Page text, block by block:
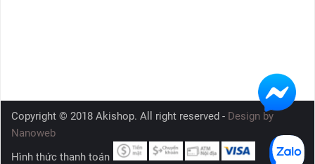
Copyright © 2018 Akishop. All right reserved - Design by
Nanoweb
Hình thức thanh toán